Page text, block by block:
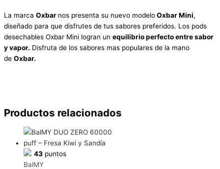
La marca Oxbar nos presenta su nuevo modeloOxbar Mini,
diseñado para que disfrutes de tus sabores preferidos. Los pods
desechables Oxbar Mini logran un equilibrio perfecto entre sabor
y vapor. Disfruta de los sabores mas populares de la mano
de Oxbar.
Productos relacionados
43 puntos
BalMY